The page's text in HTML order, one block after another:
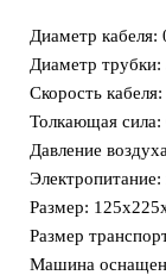
Диаметр
Диаметр
Скорость
Толкающая
Давление
Электропитание:
Размер:
Размер
Машина